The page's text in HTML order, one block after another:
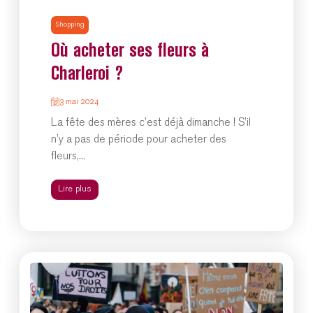
Shopping
Où acheter ses fleurs à
Charleroi ?
3 mai 2024
La fête des mères c’est déjà dimanche ! S’il
n’y a pas de période pour acheter des
fleurs,...
Lire plus